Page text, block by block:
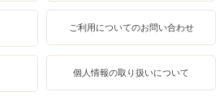
ご利用についてのお問い合わせ
個人情報の取り扱いについて